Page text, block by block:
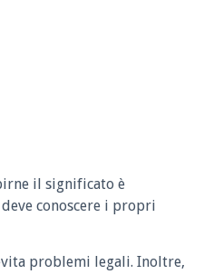
il significato è
conoscere i propri
problemi legali. Inoltre,